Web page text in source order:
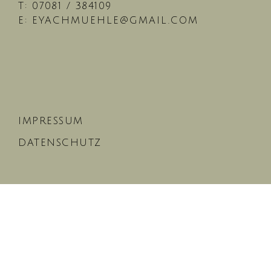
T: 07081 / 384109
E:
EYACHMUEHLE@GMAIL.COM
IMPRESSUM
DATENSCHUTZ